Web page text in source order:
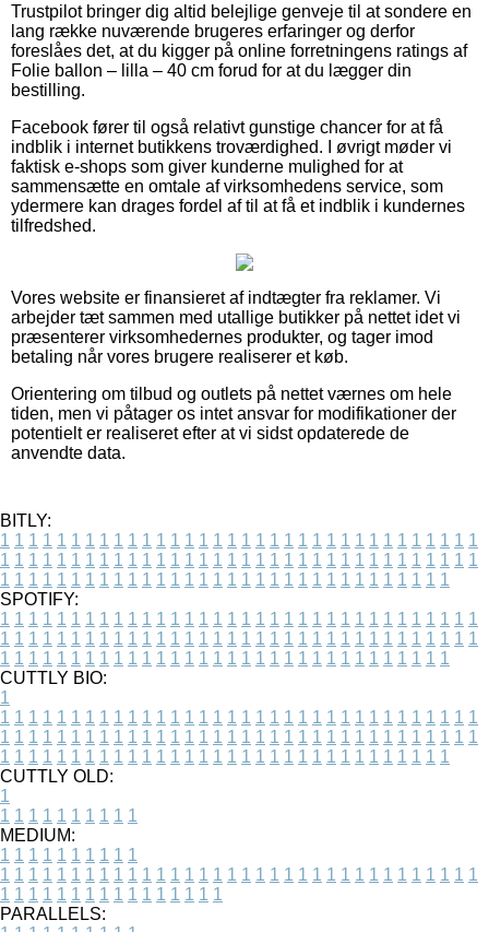
Trustpilot bringer dig altid belejlige genveje til at sondere en
lang række nuværende brugeres erfaringer og derfor
foreslåes det, at du kigger på online forretningens ratings af
Folie ballon – lilla – 40 cm forud for at du lægger din
bestilling.
Facebook fører til også relativt gunstige chancer for at få
indblik i internet butikkens troværdighed. I øvrigt møder vi
faktisk e-shops som giver kunderne mulighed for at
sammensætte en omtale af virksomhedens service, som
ydermere kan drages fordel af til at få et indblik i kundernes
tilfredshed.
Vores website er finansieret af indtægter fra reklamer. Vi
arbejder tæt sammen med utallige butikker på nettet idet vi
præsenterer virksomhedernes produkter, og tager imod
betaling når vores brugere realiserer et køb.
Orientering om tilbud og outlets på nettet værnes om hele
tiden, men vi påtager os intet ansvar for modifikationer der
potentielt er realiseret efter at vi sidst opdaterede de
anvendte data.
BITLY:
1 1 1 1 1 1 1 1 1 1 1 1 1 1 1 1 1 1 1 1 1 1 1 1 1 1 1 1 1 1 1 1 1 1
1 1 1 1 1 1 1 1 1 1 1 1 1 1 1 1 1 1 1 1 1 1 1 1 1 1 1 1 1 1 1 1 1 1
1 1 1 1 1 1 1 1 1 1 1 1 1 1 1 1 1 1 1 1 1 1 1 1 1 1 1 1 1 1 1 1
SPOTIFY:
1 1 1 1 1 1 1 1 1 1 1 1 1 1 1 1 1 1 1 1 1 1 1 1 1 1 1 1 1 1 1 1 1 1
1 1 1 1 1 1 1 1 1 1 1 1 1 1 1 1 1 1 1 1 1 1 1 1 1 1 1 1 1 1 1 1 1 1
1 1 1 1 1 1 1 1 1 1 1 1 1 1 1 1 1 1 1 1 1 1 1 1 1 1 1 1 1 1 1 1
CUTTLY BIO:
1
1 1 1 1 1 1 1 1 1 1 1 1 1 1 1 1 1 1 1 1 1 1 1 1 1 1 1 1 1 1 1 1 1 1
1 1 1 1 1 1 1 1 1 1 1 1 1 1 1 1 1 1 1 1 1 1 1 1 1 1 1 1 1 1 1 1 1 1
1 1 1 1 1 1 1 1 1 1 1 1 1 1 1 1 1 1 1 1 1 1 1 1 1 1 1 1 1 1 1 1
CUTTLY OLD:
1
1 1 1 1 1 1 1 1 1 1
MEDIUM:
1 1 1 1 1 1 1 1 1 1
1 1 1 1 1 1 1 1 1 1 1 1 1 1 1 1 1 1 1 1 1 1 1 1 1 1 1 1 1 1 1 1 1 1
1 1 1 1 1 1 1 1 1 1 1 1 1 1 1 1
PARALLELS: